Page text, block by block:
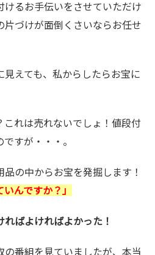
けるお手伝いをさせていただけ
片づけが面倒くさいならお任せ
見えても、私からしたらお宝に
これは売れないでしょ！値段付
すが・・・。
の中からお宝を発掘します！
んですか？」
ばよければよかった！
の番組を見ていましたが、本当